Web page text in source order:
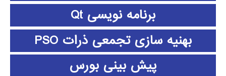
برنامه نویسی Qt
بهنیه سازی تجمعی ذرات PSO
پیش بینی بورس